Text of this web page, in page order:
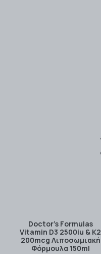
Doctor's Formulas
Vitamin D3 2500iu & K2
200mcg Λιποσωμιακή
Φόρμουλα 150ml